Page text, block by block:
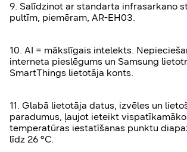
9. Salīdzinot ar standarta infrasarkano
pultīm, piemēram, AR-EH03.
10. AI = mākslīgais intelekts.
interneta pieslēgums un Samsung
SmartThings lietotāja konts.
11. Glabā lietotāja datus, izvēles un
paradumus, ļaujot ieteikt
temperatūras iestatīšanas punktu
līdz 26 °C.